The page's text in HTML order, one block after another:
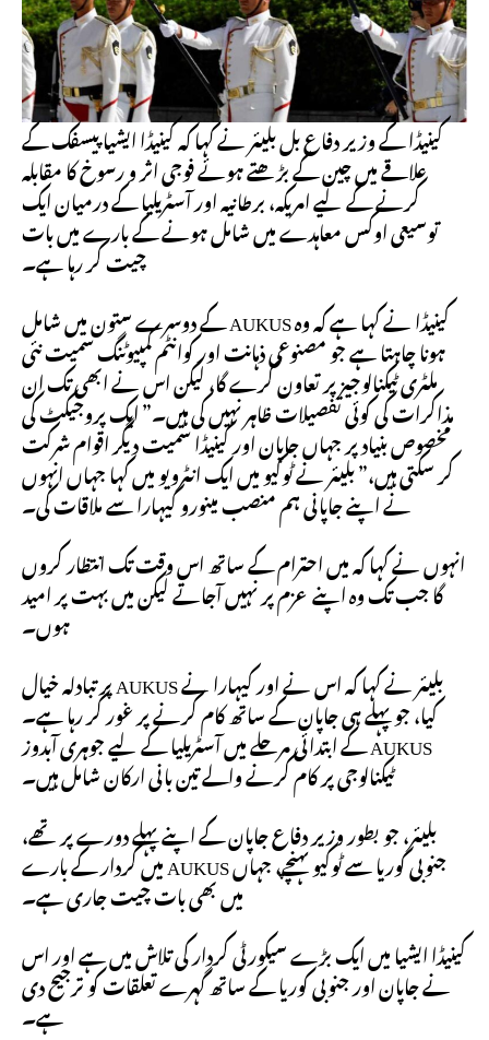
کینیڈا کے وزیر دفاع بل بلیئر نے کہا کہ کینیڈا ایشیا پیسفک کے
علاقے میں چین کے بڑھتے ہوئے فوجی اثر و رسوخ کا مقابلہ
کرنے کے لیے امریکہ، برطانیہ اور آسٹریلیا کے درمیان ایک
توسیعی اوکس معاہدے میں شامل ہونے کے بارے میں بات
چیت کر رہا ہے۔
کینیڈا نے کہا ہے کہ وہ AUKUS کے دوسرے ستون میں شامل
ہونا چاہتا ہے جو مصنوعی ذہانت اور کوانٹم کمپیوٹنگ سمیت نئی
ملٹری ٹیکنالوجیز پر تعاون کرے گا، لیکن اس نے ابھی تک ان
مذاکرات کی کوئی تفصیلات ظاہر نہیں کی ہیں۔” ایک پروجیکٹ کی
مخصوص بنیاد پر جہاں جاپان اور کینیڈا سمیت دیگر اقوام شرکت
کر سکتی ہیں،” بلیئر نے ٹوکیو میں ایک انٹرویو میں کہا جہاں انہوں
نے اپنے جاپانی ہم منصب مینورو کیہارا سے ملاقات کی۔
انہوں نے کہا کہ میں احترام کے ساتھ اس وقت تک انتظار کروں
گا جب تک وہ اپنے عزم پر نہیں آجاتے لیکن میں بہت پر امید
ہوں۔
بلیئر نے کہا کہ اس نے اور کیہارا نے AUKUS پر تبادلہ خیال
کیا، جو پہلے ہی جاپان کے ساتھ کام کرنے پر غور کر رہا ہے۔
AUKUS کے ابتدائی مرحلے میں آسٹریلیا کے لیے جوہری آبدوز
ٹیکنالوجی پر کام کرنے والے تین بانی ارکان شامل ہیں۔
بلیئر، جو بطور وزیر دفاع جاپان کے اپنے پہلے دورے پر تھے،
جنوبی کوریا سے ٹوکیو پہنچے، جہاں AUKUS میں کردار کے بارے
میں بھی بات چیت جاری ہے۔
کینیڈا ایشیا میں ایک بڑے سیکورٹی کردار کی تلاش میں ہے اور اس
نے جاپان اور جنوبی کوریا کے ساتھ گہرے تعلقات کو ترجیح دی
ہے۔